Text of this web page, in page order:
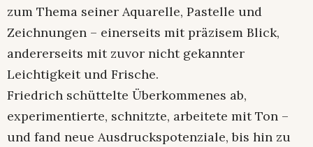
zum Thema seiner Aquarelle, Pastelle und
Zeichnungen – einerseits mit präzisem Blick,
andererseits mit zuvor nicht gekannter
Leichtigkeit und Frische.
Friedrich schüttelte Überkommenes ab,
experimentierte, schnitzte, arbeitete mit Ton –
und fand neue Ausdruckspotenziale, bis hin zu